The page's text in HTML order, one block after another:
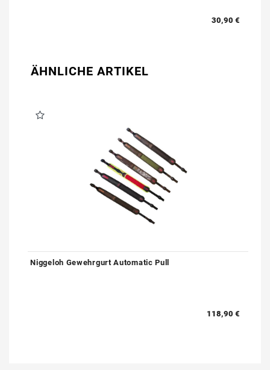
30,90 €
ÄHNLICHE ARTIKEL
Niggeloh Gewehrgurt Automatic Pull
118,90 €